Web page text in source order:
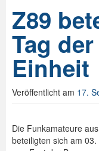
Z89
Tag
Einheit
Veröffentlicht am 17.
Die Funkamateure
beteiligten sich am